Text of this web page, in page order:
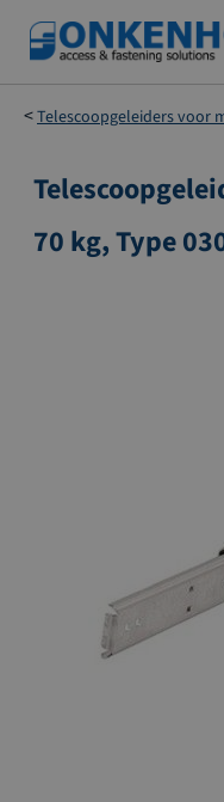
Ga
naar
de
inhoud
Telescoopgeleiders voor
Ga
het
70 kg, Type